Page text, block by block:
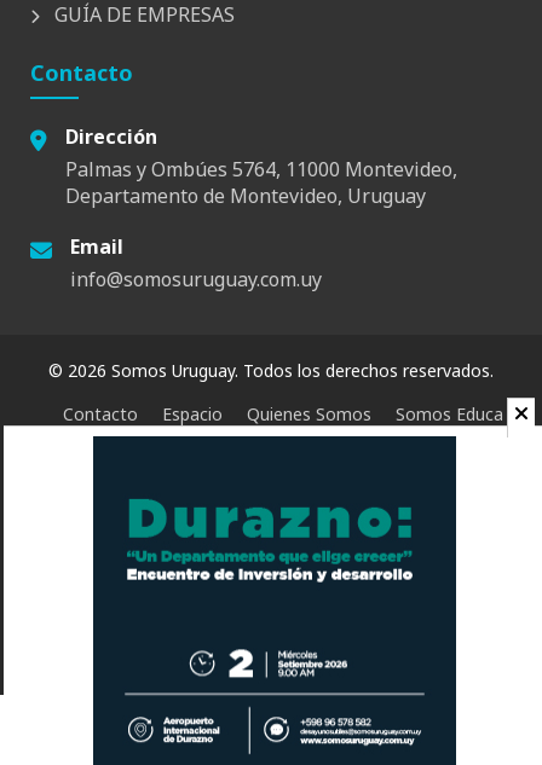
GUÍA DE EMPRESAS
Contacto
Dirección
Palmas y Ombúes 5764, 11000 Montevideo,
Departamento de Montevideo, Uruguay
Email
info@somosuruguay.com.uy
© 2026 Somos Uruguay. Todos los derechos reservados.
Contacto
Espacio Quienes Somos Somos Educa